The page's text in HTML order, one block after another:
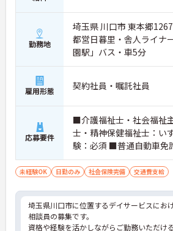
勤務地
埼玉県 川口市 東本郷
都営日暮里・舎人ライナ
園駅」バス・車5分
雇用形態 契約社員・嘱託社員
応募要件
■介護福祉士・社会福祉
士・精神保健福祉士：い
験：必須 ■普通自動車免
未経験OK 日勤のみ 社会保険完備 交通費支給
埼玉県川口市に位置するデイサービスにお
相談員の募集です。
資格や経験を活かしながらご勤務いただけ